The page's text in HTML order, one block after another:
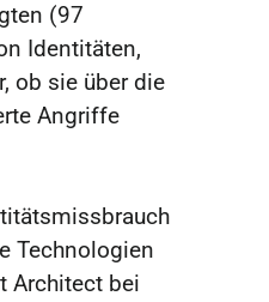
(97
Identitäten,
ob sie über die
Angriffe
Technologien
Architect bei